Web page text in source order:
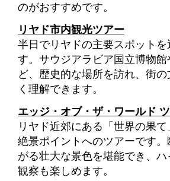
のがおすすめです。
リヤド市内観光ツアー
半日でリヤドの主要スポット
す。サウジアラビア国立博物
ど、歴史的な場所を訪れ、街
く理解できます。
エッジ・オブ・ザ・ワールド
リヤド近郊にある「世界の果
絶景ポイントへのツアーです
がる壮大な景色を堪能でき、
観察も楽しめます。